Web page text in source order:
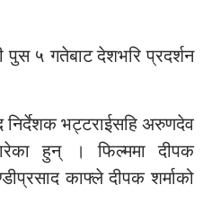
पुस ५ गतेबाट देशभरि प्रदर्शन
निर्देशक भट्टराईसहि अरुणदेव
हुन् । फिल्ममा दीपक
काफ्ले दीपक शर्माको